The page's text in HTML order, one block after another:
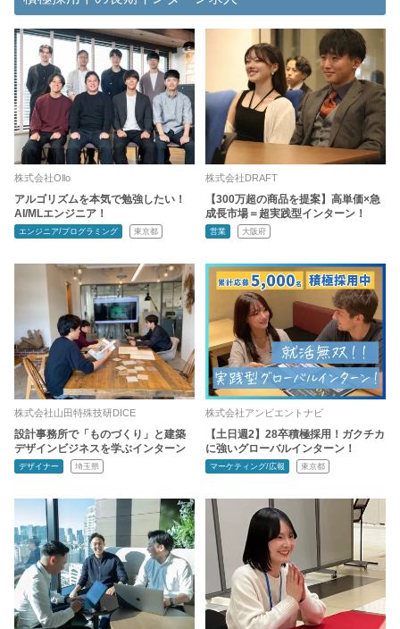
株式会社Ollo
アルゴリズムを本気で勉強したい！
AI/MLエンジニア！
エンジニア/プログラミング 東京都
株式会社DRAFT
【300万超の商品を提案】高単価×急
成長市場＝超実践型インターン！
営業 大阪府
株式会社山田特殊技研DICE
設計事務所で「ものづくり」と建築
デザインビジネスを学ぶインターン
デザイナー 埼玉県
株式会社アンビエントナビ
【土日週2】28卒積極採用！ガクチカ
に強いグローバルインターン！
マーケティング/広報 東京都